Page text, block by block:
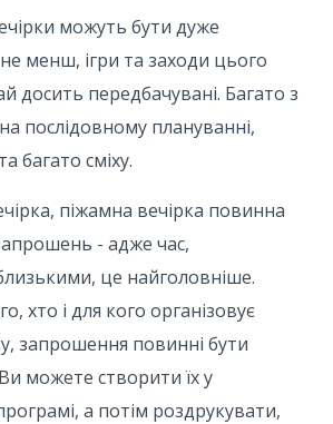
можуть бути дуже
менш, ігри та заходи цього
досить передбачувані. Багато з
послідовному плануванні,
багато сміху.
піжамна вечірка повинна
- адже час,
це найголовніше.
хто і для кого організовує
запрошення повинні бути
можете створити їх у
а потім роздрукувати,